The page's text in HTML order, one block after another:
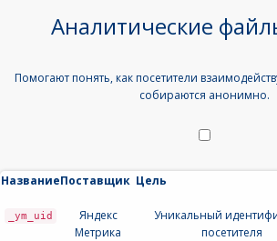
Аналитические
Помогают понять, как посетители
собираются анонимно.
НазваниеПоставщик Цель
_ym_uid
Яндекс
Метрика
Уникальный
посетителя